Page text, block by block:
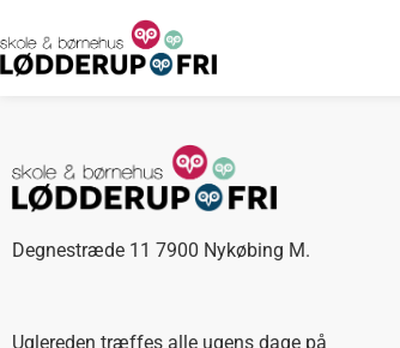
Degnestræde 11 7900 Nykøbing M.
Uglereden træffes alle ugens dage på